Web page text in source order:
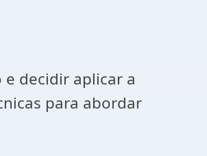
decidir aplicar a
para abordar